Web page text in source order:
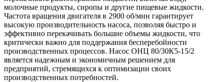
молочные продукты, сиропы и другие пищевые жидкости.
Частота вращения двигателя в 2900 об/мин гарантирует
высокую производительность насоса, позволяя быстро и
эффективно перекачивать большие объемы жидкости, что
критически важно для поддержания бесперебойности
производственных процессов. Насос ОНЦ 80/30К5-15/2
является надежным и экономичным решением для
предприятий, стремящихся к оптимизации своих
производственных потребностей.